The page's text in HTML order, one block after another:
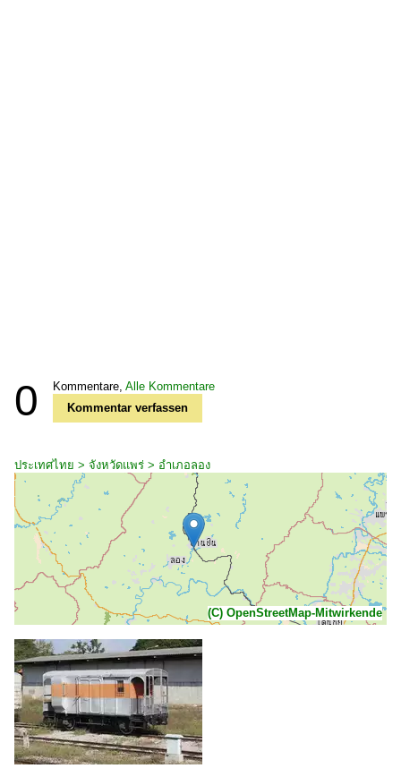
0 Kommentare, Alle Kommentare
Kommentar verfassen
ประเทศไทย > จังหวัดแพร่ > อำเภอลอง
(C) OpenStreetMap-Mitwirkende